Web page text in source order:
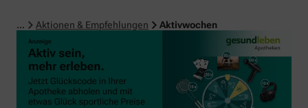
... Aktionen & Empfehlungen Aktivwochen